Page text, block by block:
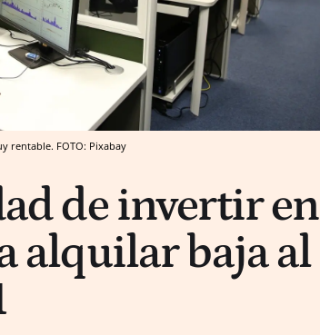
rentable. FOTO: Pixabay
de invertir en
alquilar baja al